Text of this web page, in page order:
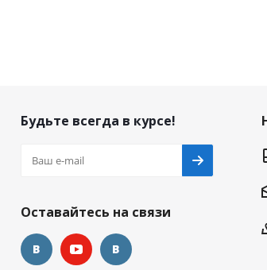
Будьте всегда в курсе!
Оставайтесь на связи